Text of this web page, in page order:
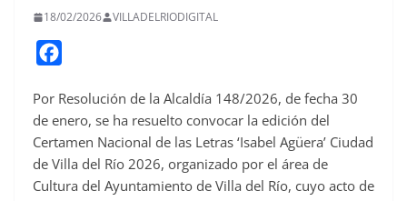
18/02/2026 VILLADELRIODIGITAL
c
e
b
o
Por Resolución de la Alcaldía 148/2026, de fecha 30
de enero, se ha resuelto convocar la edición del
Certamen Nacional de las Letras ‘Isabel Agüera’ Ciudad
de Villa del Río 2026, organizado por el área de
Cultura del Ayuntamiento de Villa del Río, cuyo acto de